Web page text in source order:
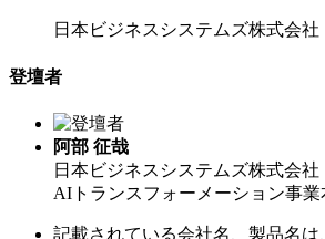
日本ビジネスシステムズ株式会社
登壇者
阿部 征哉
日本ビジネスシステムズ株式会社
AIトランスフォーメーション事
記載されている会社名、製品名は